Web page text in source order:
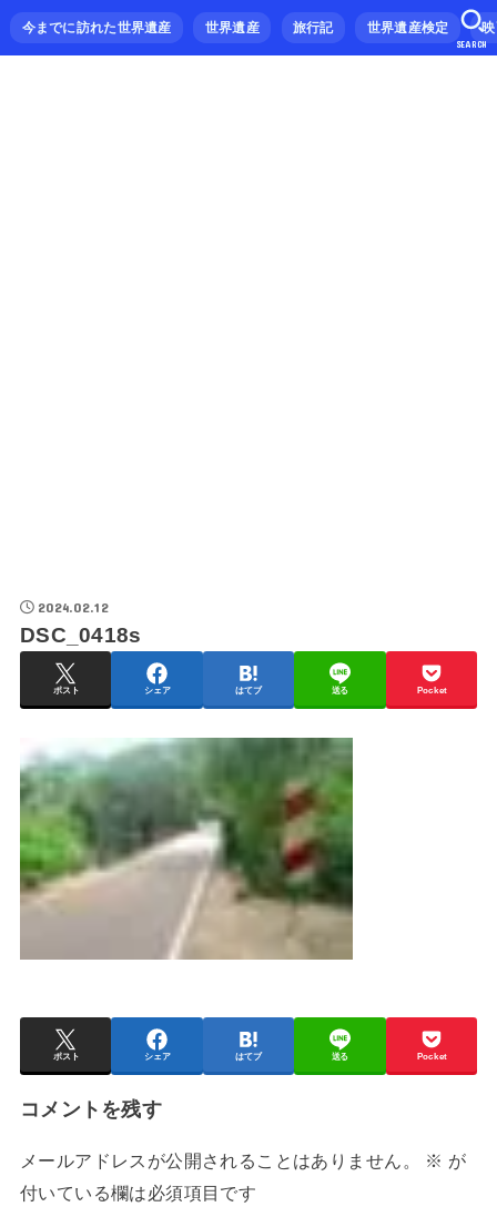
今までに訪れた世界遺産 世界遺産 旅行記 世界遺産検定
SEARCH
2024.02.12
DSC_0418s
ポスト シェア はてブ 送る Pocket
ポスト シェア はてブ 送る Pocket
コメントを残す
メールアドレスが公開されることはありません。 ※ が
付いている欄は必須項目です